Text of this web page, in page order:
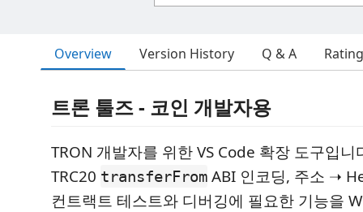
Overview Version History Q & A
트론 툴즈 - 코인 개발자용
TRON 개발자를 위한 VS Code 확장 도구입니
TRC20 transferFrom ABI 인코딩, 주소 ➝
컨트랙트 테스트와 디버깅에 필요한 기능을